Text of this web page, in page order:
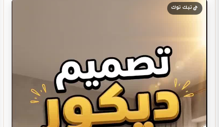
دراسة جدوى لمشروعك
تصميم ديكور كوفي شوب
تيك توك